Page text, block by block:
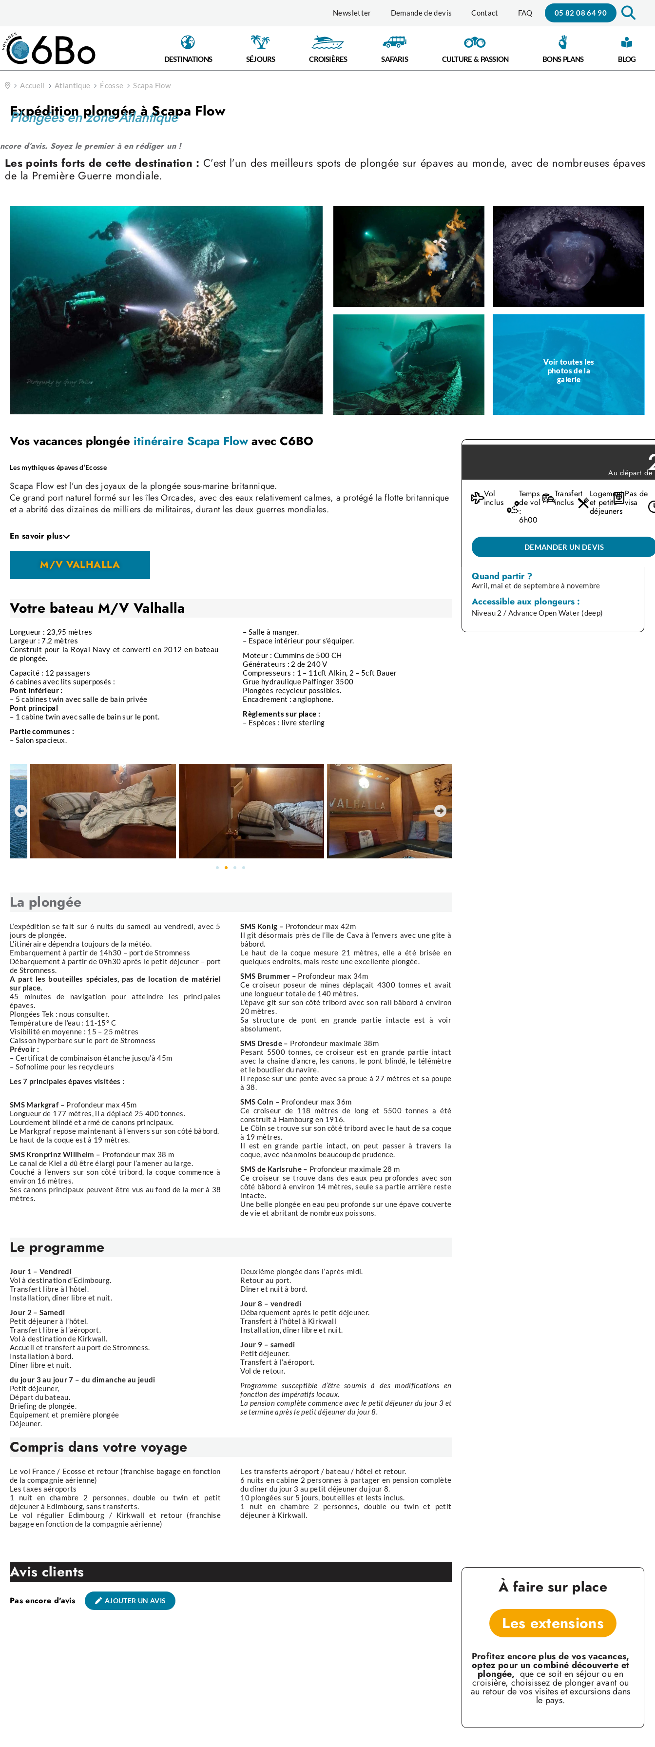
Newsletter Demande de devis Contact FAQ 05 82 08 64 90
DESTINATIONS SÉJOURS CROISIÈRES SAFARIS CULTURE & PASSION BONS PLANS BLOG
Accueil Atlantique Écosse Scapa Flow
Expédition plongée à Scapa Flow
Plongées en zone Atlantique
d’avis. Soyez le premier à en rédiger un !
Les points forts de cette destination : C’est l’un des meilleurs spots de plongée sur épaves au monde, avec de nombreuses épaves
de la Première Guerre mondiale.
Vos vacances plongée itinéraire Scapa Flowavec C6BO
Les mythiques épaves d’Ecosse
Scapa Flow est l’un des joyaux de la plongée sous-marine britannique.
Ce grand port naturel formé sur les îles Orcades, avec des eaux relativement calmes, a protégé la flotte britannique
et a abrité des dizaines de milliers de militaires, durant les deux guerres mondiales.
en empêcher le partage entre les puissances alliées.
Cela fut accompli alors que les frégates britanniques étaient en manœuvres et ne pouvaient pas les arrêter.
Au final, ce sont 51 navires qui ont été coulés ou échoués.
Le sauvetage d’après-guerre a réduit la plupart des navires à la ferraille, mais 7 restent définitivement immergés
En savoir plus
M/V VALHALLA
Votre bateau M/V Valhalla
Longueur : 23,95 mètres
Largeur : 7,2 mètres
Construit pour la Royal Navy et converti en 2012 en bateau
de plongée.
Capacité : 12 passagers
6 cabines avec lits superposés :
Pont Inférieur :
– 5 cabines twin avec salle de bain privée
Pont principal
– 1 cabine twin avec salle de bain sur le pont.
Partie communes :
– Salon spacieux.
– Salle à manger.
– Espace intérieur pour s’équiper.
Moteur : Cummins de 500 CH
Générateurs : 2 de 240 V
Compresseurs : 1 – 11cft Alkin, 2 – 5cft Bauer
Grue hydraulique Palfinger 3500
Plongées recycleur possibles.
Encadrement : anglophone.
Règlements sur place :
– Espèces : livre sterling
La plongée
L’expédition se fait sur 6 nuits du samedi au vendredi, avec 5
jours de plongée.
L’itinéraire dépendra toujours de la météo.
Embarquement à partir de 14h30 – port de Stromness
Débarquement à partir de 09h30 après le petit déjeuner – port
de Stromness.
A part les bouteilles spéciales, pas de location de matériel
sur place.
45 minutes de navigation pour atteindre les principales
épaves.
Plongées Tek : nous consulter.
Température de l’eau : 11-15° C
Visibilité en moyenne : 15 – 25 mètres
Caisson hyperbare sur le port de Stromness
Prévoir :
– Certificat de combinaison étanche jusqu’à 45m
– Sofnolime pour les recycleurs
Les 7 principales épaves visitées :
SMS Markgraf – Profondeur max 45m
Longueur de 177 mètres, il a déplacé 25 400 tonnes.
Lourdement blindé et armé de canons principaux.
Le Markgraf repose maintenant à l’envers sur son côté bâbord.
Le haut de la coque est à 19 mètres.
SMS Kronprinz Willhelm – Profondeur max 38 m
Le canal de Kiel a dû être élargi pour l’amener au large.
Couché à l’envers sur son côté tribord, la coque commence à
environ 16 mètres.
Ses canons principaux peuvent être vus au fond de la mer à 38
mètres.
SMS Konig – Profondeur max 42m
Il gît désormais près de l’île de Cava à l’envers avec une gîte à
bâbord.
Le haut de la coque mesure 21 mètres, elle a été brisée en
quelques endroits, mais reste une excellente plongée.
SMS Brummer – Profondeur max 34m
Ce croiseur poseur de mines déplaçait 4300 tonnes et avait
une longueur totale de 140 mètres.
L’épave git sur son côté tribord avec son rail bâbord à environ
20 mètres.
Sa structure de pont en grande partie intacte est à voir
absolument.
SMS Dresde – Profondeur maximale 38m
Pesant 5500 tonnes, ce croiseur est en grande partie intact
avec la chaîne d’ancre, les canons, le pont blindé, le télémètre
et le bouclier du navire.
Il repose sur une pente avec sa proue à 27 mètres et sa poupe
à 38.
SMS Coln – Profondeur max 36m
Ce croiseur de 118 mètres de long et 5500 tonnes a été
construit à Hambourg en 1916.
Le Cöln se trouve sur son côté tribord avec le haut de sa coque
à 19 mètres.
Il est en grande partie intact, on peut passer à travers la
coque, avec néanmoins beaucoup de prudence.
SMS de Karlsruhe – Profondeur maximale 28 m
Ce croiseur se trouve dans des eaux peu profondes avec son
côté bâbord à environ 14 mètres, seule sa partie arrière reste
intacte.
Une belle plongée en eau peu profonde sur une épave couverte
de vie et abritant de nombreux poissons.
Le programme
Jour 1 – Vendredi
Vol à destination d’Edimbourg.
Transfert libre à l’hôtel.
Installation, dîner libre et nuit.
Jour 2 – Samedi
Petit déjeuner à l’hôtel.
Transfert libre à l’aéroport.
Vol à destination de Kirkwall.
Accueil et transfert au port de Stromness.
Installation à bord.
Dîner libre et nuit.
du jour 3 au jour 7 – du dimanche au jeudi
Petit déjeuner,
Départ du bateau.
Briefing de plongée.
Équipement et première plongée
Déjeuner.
Deuxième plongée dans l’après-midi.
Retour au port.
Dîner et nuit à bord.
Jour 8 – vendredi
Débarquement après le petit déjeuner.
Transfert à l’hôtel à Kirkwall
Installation, dîner libre et nuit.
Jour 9 – samedi
Petit déjeuner.
Transfert à l’aéroport.
Vol de retour.
Programme susceptible d’être soumis à des modifications en
fonction des impératifs locaux.
La pension complète commence avec le petit déjeuner du jour 3 et
se termine après le petit déjeuner du jour 8.
Compris dans votre voyage
Le vol France / Ecosse et retour (franchise bagage en fonction
de la compagnie aérienne)
Les taxes aéroports
1 nuit en chambre 2 personnes, double ou twin et petit
déjeuner à Edimbourg, sans transferts.
Le vol régulier Edimbourg / Kirkwall et retour (franchise
bagage en fonction de la compagnie aérienne)
Les transferts aéroport / bateau / hôtel et retour.
6 nuits en cabine 2 personnes à partager en pension complète
du dîner du jour 3 au petit déjeuner du jour 8.
10 plongées sur 5 jours, bouteilles et lests inclus.
1 nuit en chambre 2 personnes, double ou twin et petit
déjeuner à Kirkwall.
Au départ
Vol
inclus
Temps
de vol
:
6h00
Transfert
inclus
Logement
et petits
déjeuners
Pas de
visa
DEMANDER UN DEVIS
Quand partir ?
Avril, mai et de septembre à novembre
Accessible aux plongeurs :
Niveau 2 / Advance Open Water (deep)
Avis clients
Pas encore d'avis AJOUTER UN AVIS
À faire sur place
Les extensions
Profitez encore plus de vos vacances,
optez pour un combiné découverte et
plongée, que ce soit en séjour ou en
croisière, choisissez de plonger avant ou
au retour de vos visites et excursions dans
le pays.